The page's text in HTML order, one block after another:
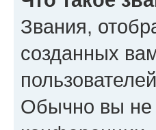
Звания,
созданных
Обычно вы не